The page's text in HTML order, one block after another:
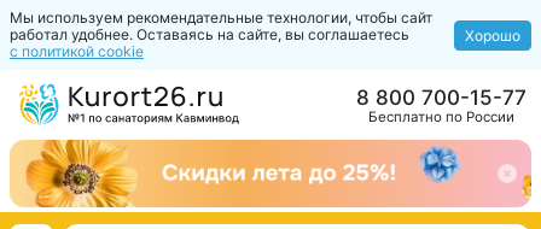
Мы используем рекомендательные технологии, чтобы сайт
работал удобнее. Оставаясь на сайте, вы соглашаетесь
с политикой cookie
Хорошо
Бесплатно по России
8 800 700-15-77